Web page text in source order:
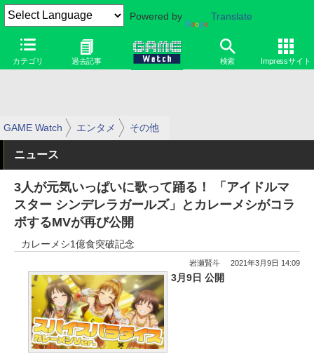
Powered by Translate
カテゴリ 過去記事 検索 Impressサイト
GAME Watch エンタメ その他
ニュース
3人が元気いっぱいに歌って踊る！ 「アイドルマ
スター シンデレラガールズ」とカレーメシがコラ
ボするMVが再び公開
カレーメシ1億食突破記念
岩瀬賢斗 2021年3月9日 14:09
3月9日 公開